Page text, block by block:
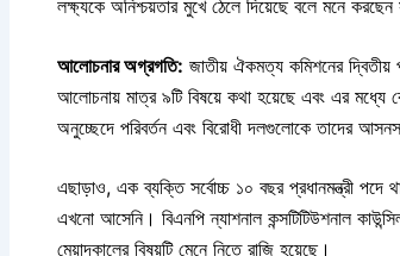
লক্ষ্যকে অনিশ্চয়তার মুখে ঠেলে দিয়েছে বলে মনে করছেন
আলোচনার অগ্রগতি: জাতীয় ঐকমত্য কমিশনের দ্বিতীয়
আলোচনায় মাত্র ৯টি বিষয়ে কথা হয়েছে এবং এর
অনুচ্ছেদে পরিবর্তন এবং বিরোধী দলগুলোকে তাদের
এছাড়াও, এক ব্যক্তি সর্বোচ্চ ১০ বছর প্রধানমন্ত্রী
এখনো আসেনি। বিএনপি ন্যাশনাল কন্সটিটিউশনাল
মেয়াদকালের বিষয়টি মেনে নিতে রাজি হয়েছে।